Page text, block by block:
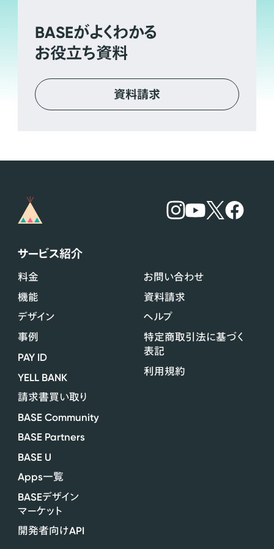
BASEがよくわかる
お役立ち資料
資料請求
サービス紹介
料金
機能
デザイン
事例
PAY ID
YELL BANK
請求書買い取り
BASE Community
BASE Partners
BASE U
Apps一覧
BASEデザイン
マーケット
開発者向けAPI
お問い合わせ
資料請求
ヘルプ
特定商取引法に基づく
表記
利用規約